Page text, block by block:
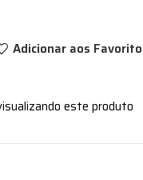
Adicionar aos
este produto